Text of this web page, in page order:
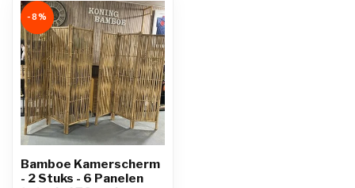
-8%
Bamboe Kamerscherm
- 2 Stuks - 6 Panelen